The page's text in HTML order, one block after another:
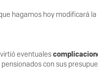
hagamos hoy modificará la
eventuales
con sus